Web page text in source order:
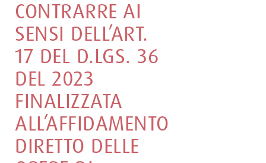
CONTRARRE AI
SENSI DELL’ART.
17 DEL D.LGS. 36
DEL 2023
FINALIZZATA
ALL’AFFIDAMENTO
DIRETTO DELLE